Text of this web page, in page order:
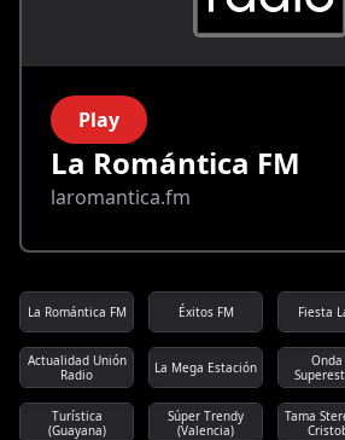
Play
La Romántica FM
laromantica.fm
La Romántica FM Éxitos FM Fiesta
Actualidad Unión
Radio
La Mega Estación
Onda
Turística
(Guayana)
Súper Trendy
(Valencia)
Tama